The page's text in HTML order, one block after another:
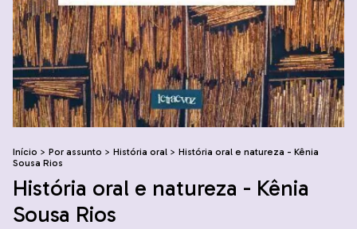
Início > Por assunto > História oral > História oral e natureza - Kênia
Sousa Rios
História oral e natureza - Kênia
Sousa Rios